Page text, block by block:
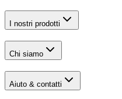
I nostri prodotti
Chi siamo
Aiuto & contatti